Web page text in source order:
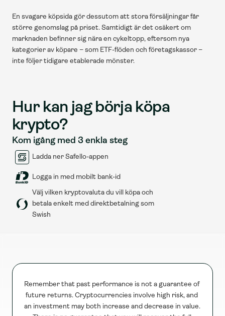
En svagare köpsida gör dessutom att stora försäljningar får
större genomslag på priset. Samtidigt är det osäkert om
marknaden befinner sig nära en cykeltopp, eftersom nya
kategorier av köpare – som ETF-flöden och företagskassor –
inte följer tidigare etablerade mönster.
Hur kan jag börja köpa
krypto?
Kom igång med 3 enkla steg
Ladda ner Safello-appen
Logga in med mobilt bank-id
Välj vilken kryptovaluta du vill köpa och
betala enkelt med direktbetalning som
Swish
Remember that past performance is not a guarantee of
future returns. Cryptocurrencies involve high risk, and
an investment may both increase and decrease in value.